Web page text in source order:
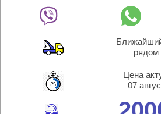
рядом
Цена
07